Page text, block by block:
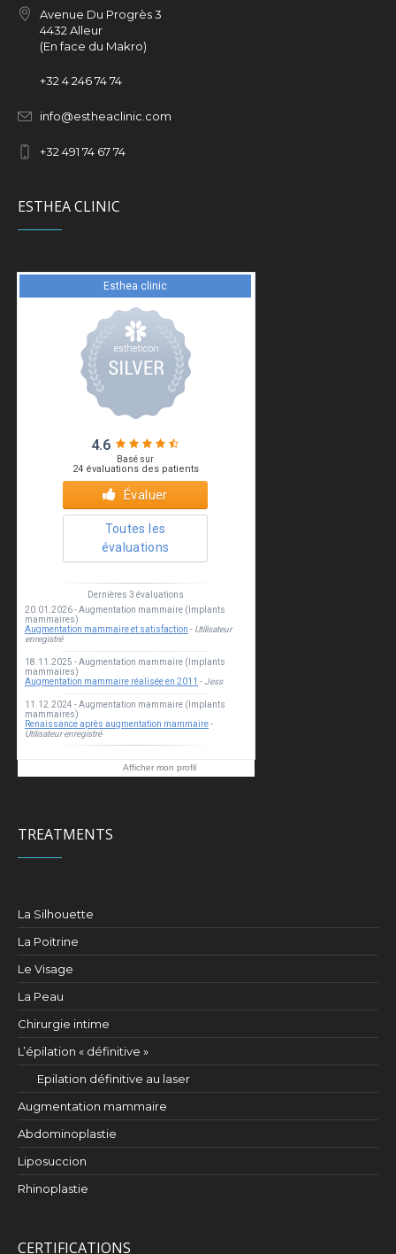
Avenue Du Progrès 3
4432 Alleur
(En face du Makro)
+324 246 74 74
info@estheaclinic.com
+32 491 74 67 74
ESTHEA CLINIC
Afficher mon profil
TREATMENTS
La Silhouette
La Poitrine
Le Visage
La Peau
Chirurgie intime
L’épilation « définitive »
Epilation définitive au laser
Augmentation mammaire
Abdominoplastie
Liposuccion
Rhinoplastie
CERTIFICATIONS